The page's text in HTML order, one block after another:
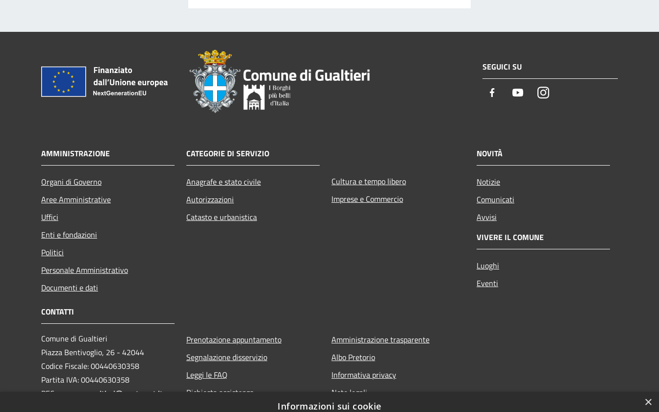
SEGUICI SU
Facebook YoutubeInstagram
AMMINISTRAZIONE
Organi di Governo
Aree Amministrative
Uffici
Enti e fondazioni
Politici
Personale Amministrativo
Documenti e dati
CATEGORIE DI SERVIZIO
Anagrafe e stato civile
Autorizzazioni
Catasto e urbanistica
Cultura e tempo libero
Imprese e Commercio
NOVITÀ
Notizie
Comunicati
Avvisi
VIVERE IL COMUNE
Luoghi
Eventi
CONTATTI
Comune di Gualtieri
Piazza Bentivoglio, 26 - 42044
Codice Fiscale: 00440630358
Partita IVA: 00440630358
PEC:
comune.gualtieri@postecert.it
Prenotazione appuntamento
Segnalazione disservizio
Leggi le FAQ
Richiesta assistenza
Amministrazione trasparente
Albo Pretorio
Informativa privacy
Note legali
×
Informazioni sui cookie